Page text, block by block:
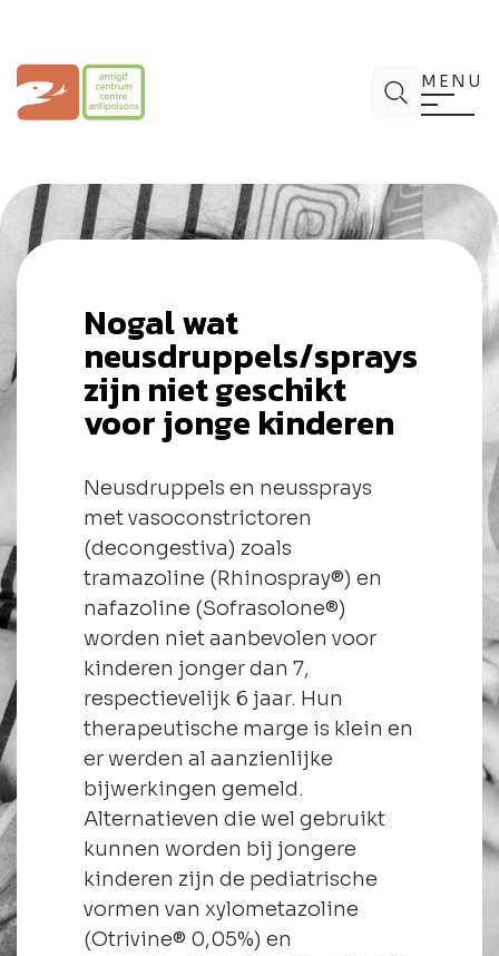
inhoud
Antigifcentrum ZoekMENU
Nogal wat
neusdruppels/sprays
zijn niet geschikt
voor jonge kinderen
Neusdruppels en neussprays
met vasoconstrictoren
(decongestiva) zoals
tramazoline (Rhinospray®) en
nafazoline (Sofrasolone®)
worden niet aanbevolen voor
kinderen jonger dan 7,
respectievelijk 6 jaar. Hun
therapeutische marge is klein en
er werden al aanzienlijke
bijwerkingen gemeld.
Alternatieven die wel gebruikt
kunnen worden bij jongere
kinderen zijn de pediatrische
vormen van xylometazoline
(Otrivine® 0,05%) en